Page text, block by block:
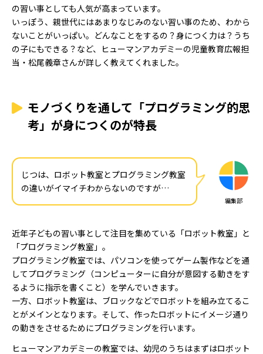
の習い事としても人気が高まっています。
いっぽう、親世代にはあまりなじみのない習い事のため、わから
ないことがいっぱい。どんなことをするの？身につく力は？うち
の子にもできる？など、ヒューマンアカデミーの児童教育広報担
当・松尾義章さんが詳しく教えてくれました。
モノづくりを通して「プログラミング的思
考」が身につくのが特長
じつは、ロボット教室とプログラミング教室
の違いがイマイチわからないのですが…
編集部
近年子どもの習い事として注目を集めている「ロボット教室」と
「プログラミング教室」。
プログラミング教室では、パソコンを使ってゲーム製作などを通
してプログラミング（コンピューターに自分が意図する動きをす
るように指示を書くこと）を学んでいきます。
一方、ロボット教室は、ブロックなどでロボットを組み立てるこ
とがメインとなります。そして、作ったロボットにイメージ通り
の動きをさせるためにプログラミングを行います。
ヒューマンアカデミーの教室では、幼児のうちはまずはロボット